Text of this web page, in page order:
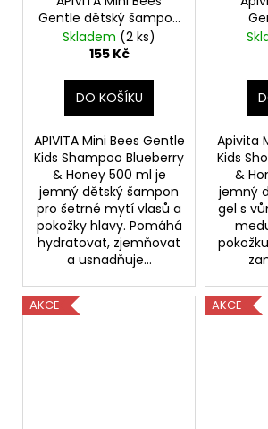
Gentle dětský šampon
Blueberry & Honey 500
ml (poškozený
Skladem (2 ks)
155 Kč
DO KOŠÍKU
APIVITA Mini Bees Gentle
Kids Shampoo Blueberry
& Honey 500 ml je
jemný dětský šampon
pro šetrné mytí vlasů a
pokožky hlavy. Pomáhá
hydratovat, zjemňovat
a usnadňuje...
&
Apivita
Kids
&
jemný
gel s
AKCE AKCE